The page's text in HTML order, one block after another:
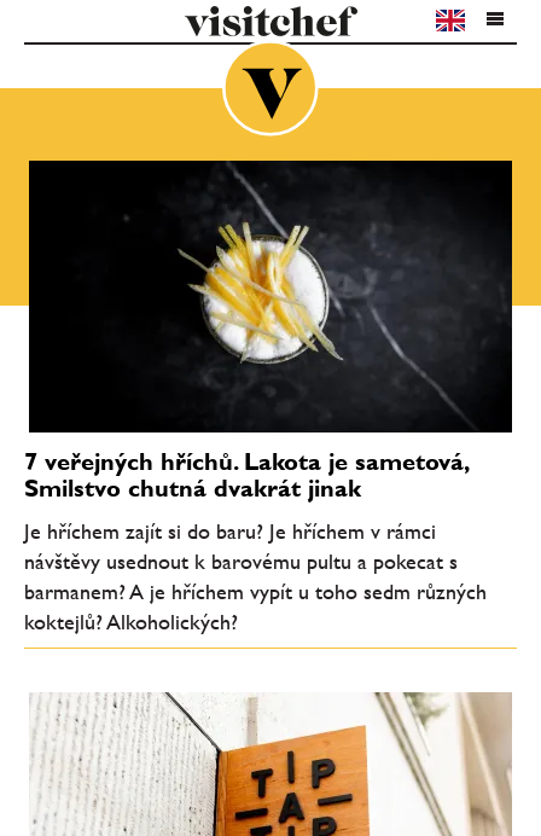
7 veřejných hříchů. Lakota je sametová,
Smilstvo chutná dvakrát jinak
Je hříchem zajít si do baru? Je hříchem v rámci
návštěvy usednout k barovému pultu a pokecat s
barmanem? A je hříchem vypít u toho sedm různých
koktejlů? Alkoholických?